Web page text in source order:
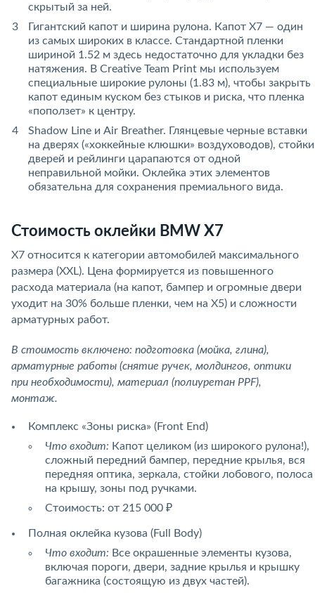
скрытый за ней.
Гигантский капот и ширина рулона. Капот X7 — один
из самых широких в классе. Стандартной пленки
шириной 1.52 м здесь недостаточно для укладки без
натяжения. В Creative Team Print мы используем
специальные широкие рулоны (1.83 м), чтобы закрыть
капот единым куском без стыков и риска, что пленка
«поползет» к центру.
Shadow Line и Air Breather. Глянцевые черные вставки
на дверях («хоккейные клюшки» воздуховодов), стойки
дверей и рейлинги царапаются от одной
неправильной мойки. Оклейка этих элементов
обязательна для сохранения премиального вида.
Стоимость оклейки BMW X7
X7 относится к категории автомобилей максимального
размера (XXL). Цена формируется из повышенного
расхода материала (на капот, бампер и огромные двери
уходит на 30% больше пленки, чем на X5) и сложности
арматурных работ.
В стоимость включено: подготовка (мойка, глина),
арматурные работы (снятие ручек, молдингов, оптики
при необходимости), материал (полиуретан PPF),
монтаж.
Комплекс «Зоны риска» (Front End)
Что входит: Капот целиком (из широкого рулона!),
сложный передний бампер, передние крылья, вся
передняя оптика, зеркала, стойки лобового, полоса
на крышу, зоны под ручками.
Стоимость: от 215 000 ₽
Полная оклейка кузова (Full Body)
Что входит: Все окрашенные элементы кузова,
включая пороги, двери, задние крылья и крышку
багажника (состоящую из двух частей).